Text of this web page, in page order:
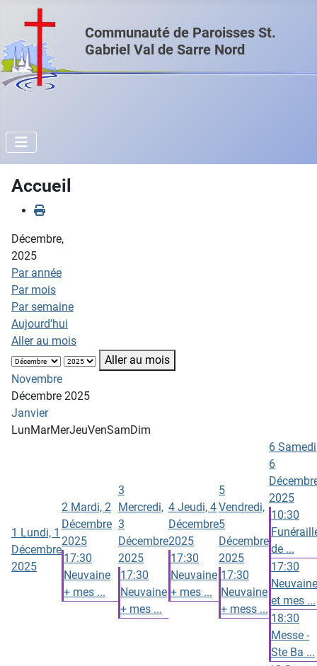
Communauté de Paroisses St.
Gabriel Val de Sarre Nord
Accueil
Décembre,
2025
Par année
Par mois
Par semaine
Aujourd'hui
Aller au mois
Aller au mois
Novembre
Décembre 2025
Janvier
LunMarMerJeuVenSamDim
1 Lundi, 1
Décembre
2025
2 Mardi, 2
Décembre
2025
17:30
Neuvaine
+ mes ...
3
Mercredi,
3
Décembre
2025
17:30
Neuvaine
+ mes ...
4 Jeudi, 4
Décembre
2025
17:30
Neuvaine
+ mes ...
5
Vendredi,
5
Décembre
2025
17:30
Neuvaine
+ mess ...
6
6
2025
10:30
de ...
17:30
Neuvaine
et mes ...
18:30
Messe -
Ste Ba ...